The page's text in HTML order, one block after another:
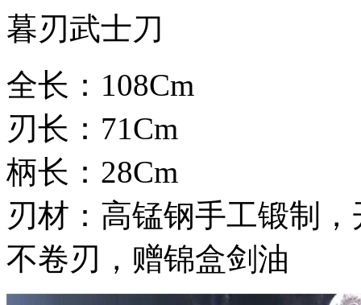
暮刃武士刀
全长：108Cm
刃长：71Cm
柄长：28Cm
刃材：高锰钢手工锻制
不卷刃，赠锦盒剑油